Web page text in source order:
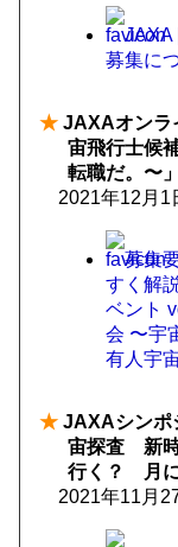
募集に
★ JAXAオンラ
宙飛行士候
転職だ。〜」
2021年12月1
募集
すく解
ベント
会 〜宇
有人宇
★ JAXAシンポ
宙探査 新時
行く？ 月
2021年11月